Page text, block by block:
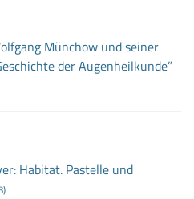
Münchow und seiner
der Augenheilkunde”
Habitat. Pastelle und